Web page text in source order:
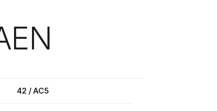
42 / AC5